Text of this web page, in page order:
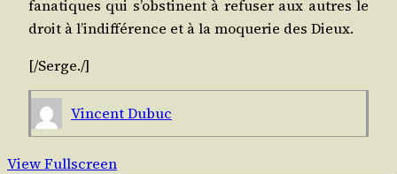
fana­tiques qui s’obstinent à refu­ser aux autres le
droit à l’indifférence et à la moque­rie des Dieux.
[/​Serge./​]
Vincent Dubuc
View Fullscreen